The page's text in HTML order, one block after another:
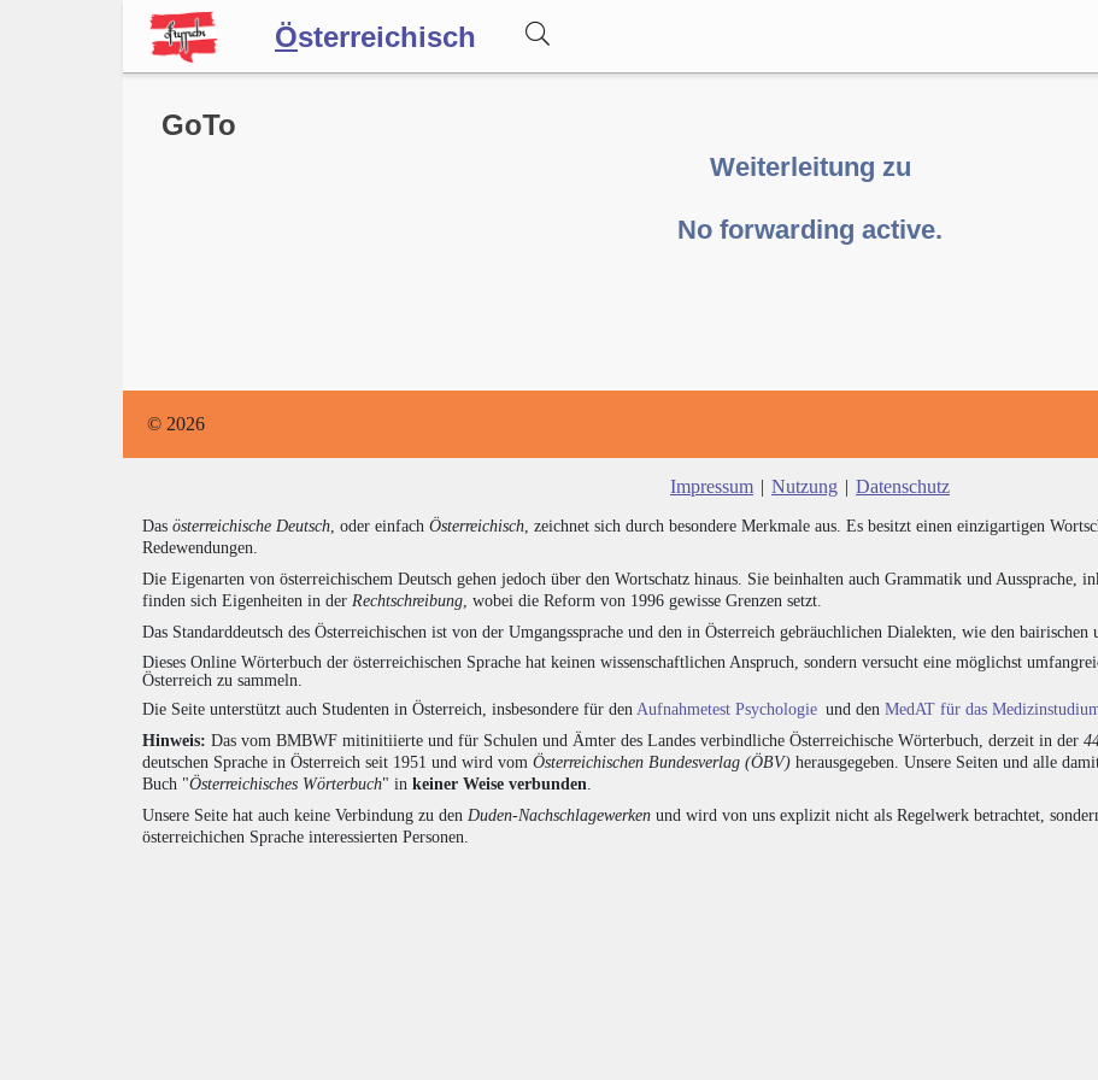
Österreichisch
Wörterbuch
GoTo
Weiterleitung zu
No forwarding active.
© 2026
Impressum | Nutzung | Datenschutz
Das österreichische Deutsch , oder einfach Österreichisch , zeichnet sich durch besondere Merkmale aus. Es besitzt einen einzigartigen
Redewendungen.
Die Eigenarten von österreichischem Deutsch gehen jedoch über den Wortschatz hinaus. Sie beinhalten auch Grammatik und Aussprache,
finden sich Eigenheiten in der Rechtschreibung , wobei die Reform von 1996 gewisse Grenzen setzt.
Das Standarddeutsch des Österreichischen ist von der Umgangssprache und den in Österreich gebräuchlichen Dialekten, wie den bairischen
Dieses Online Wörterbuch der österreichischen Sprache hat keinen wissenschaftlichen Anspruch, sondern versucht eine möglichst
Österreich zu sammeln.
Die Seite unterstützt auch Studenten in Österreich, insbesondere für den Aufnahmetest Psychologie und den MedAT für das
Hinweis: Das vom BMBWF mitinitiierte und für Schulen und Ämter des Landes verbindliche Österreichische Wörterbuch, derzeit in der
deutschen Sprache in Österreich seit 1951 und wird vom Österreichischen Bundesverlag (ÖBV) herausgegeben. Unsere Seiten und alle
Buch "Österreichisches Wörterbuch" in keiner Weise verbunden
Unsere Seite hat auch keine Verbindung zu den Duden-Nachschlagewerken und wird von uns explizit nicht als Regelwerk betrachtet,
österreichichen Sprache interessierten Personen.